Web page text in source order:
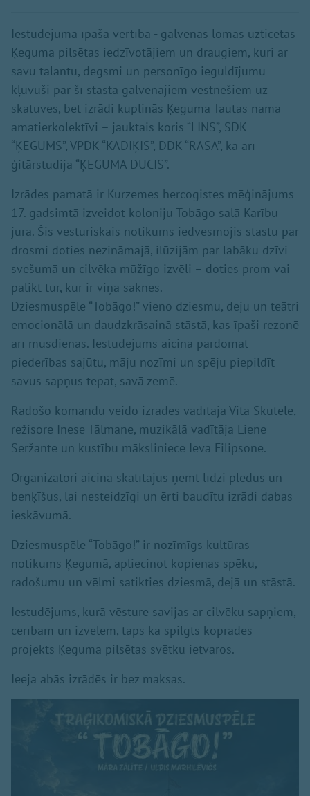
Iestudējuma īpašā vērtība - galvenās lomas uzticētas
Ķeguma pilsētas iedzīvotājiem un draugiem, kuri ar
savu talantu, degsmi un personīgo ieguldījumu
kļuvuši par šī stāsta galvenajiem vēstnešiem uz
skatuves, bet izrādi kuplinās Ķeguma Tautas nama
amatierkolektīvi – jauktais koris “LINS”, SDK
“ĶEGUMS”, VPDK “KADIĶIS”, DDK “RASA”, kā arī
ģitārstudija “ĶEGUMA DUCIS”.
Izrādes pamatā ir Kurzemes hercogistes mēģinājums
17. gadsimtā izveidot koloniju Tobāgo salā Karību
jūrā. Šis vēsturiskais notikums iedvesmojis stāstu par
drosmi doties nezināmajā, ilūzijām par labāku dzīvi
svešumā un cilvēka mūžīgo izvēli – doties prom vai
palikt tur, kur ir viņa saknes.
Dziesmuspēle “Tobāgo!” vieno dziesmu, deju un teātri
emocionālā un daudzkrāsainā stāstā, kas īpaši rezonē
arī mūsdienās. Iestudējums aicina pārdomāt
piederības sajūtu, māju nozīmi un spēju piepildīt
savus sapņus tepat, savā zemē.
Radošo komandu veido izrādes vadītāja Vita Skutele,
režisore Inese Tālmane, muzikālā vadītāja Liene
Seržante un kustību māksliniece Ieva Filipsone.
Organizatori aicina skatītājus ņemt līdzi pledus un
benķīšus, lai nesteidzīgi un ērti baudītu izrādi dabas
ieskāvumā.
Dziesmuspēle “Tobāgo!” ir nozīmīgs kultūras
notikums Ķegumā, apliecinot kopienas spēku,
radošumu un vēlmi satikties dziesmā, dejā un stāstā.
Iestudējums, kurā vēsture savijas ar cilvēku sapņiem,
cerībām un izvēlēm, taps kā spilgts koprades
projekts Ķeguma pilsētas svētku ietvaros.
Ieeja abās izrādēs ir bez maksas.